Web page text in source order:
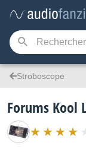
Stroboscope
Forums Kool